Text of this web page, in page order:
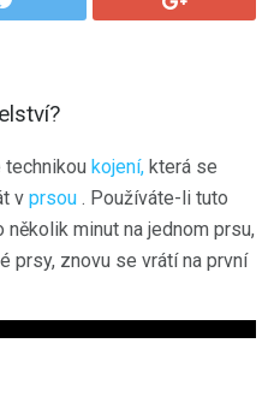
kojení, která se
v prsou . Používáte-li tuto
minut na jednom prsu,
prsy, znovu se vrátí na první